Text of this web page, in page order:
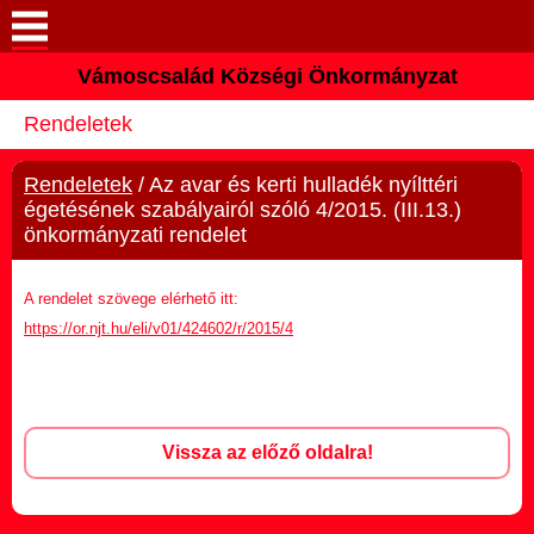
Köszöntő
Elérhetőségek
Vámoscsalád
Önkormányzat
Választási információk
Vámoscsalád Községi Önkormányzat
Rendeletek
Rendeletek / Az avar és kerti hulladék nyílttéri
égetésének szabályairól szóló 4/2015. (III.13.)
önkormányzati rendelet
A rendelet szövege elérhető itt:
https://or.njt.hu/eli/v01/424602/r/2015/4
Vissza az előző oldalra!